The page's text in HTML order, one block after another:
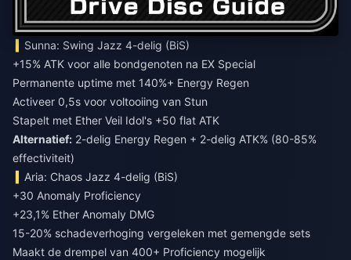
Sunna: Swing Jazz 4-delig (BiS)
+15% ATK voor alle bondgenoten na EX Special
Permanente uptime met 140%+ Energy Regen
Activeer 0,5s voor voltooiing van Stun
Stapelt met Ether Veil Idol's +50 flat ATK
Alternatief: 2-delig Energy Regen + 2-delig ATK% (80-85%
effectiviteit)
Aria: Chaos Jazz 4-delig (BiS)
+30 Anomaly Proficiency
+23,1% Ether Anomaly DMG
15-20% schadeverhoging vergeleken met gemengde sets
Maakt de drempel van 400+ Proficiency mogelijk